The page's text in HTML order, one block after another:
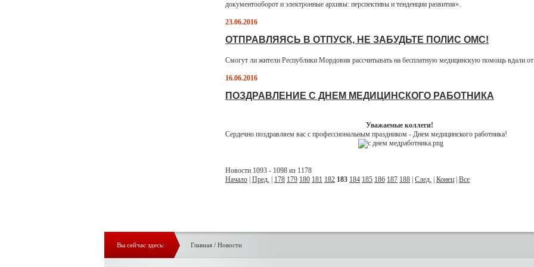
документооборот и электронные архивы: перспективы и тенденции развития».
23.06.2016
ОТПРАВЛЯЯСЬ В ОТПУСК, НЕ ЗАБУДЬТЕ ПОЛИС ОМС!
Смогут ли жители Республики Мордовия рассчитывать на бесплатную медицинскую помощь вдали
16.06.2016
ПОЗДРАВЛЕНИЕ С ДНЕМ МЕДИЦИНСКОГО РАБОТНИКА
Уважаемые коллеги!
Сердечно поздравляем вас с профессиональным праздником - Днем медицинского работника!
Новости 1093 - 1098 из 1178
Начало Пред. 178 179 180 181 182 183 184 185 186 187 188 След. Конец Все
Вы сейчас здесь: Главная/ Новости